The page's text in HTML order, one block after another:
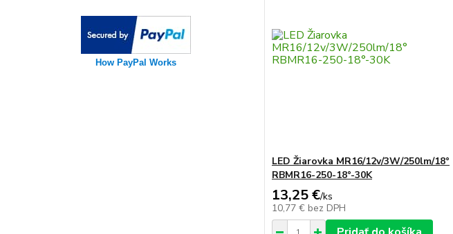
How PayPal Works
LED Žiarovka MR16/12v/3W/250lm/18°
RBMR16-250-18°-30K
13,25 €/ks
10,77 € bez DPH